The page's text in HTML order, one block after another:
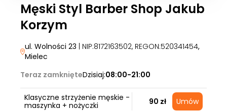
Męski Styl Barber Shop Jakub
Korzym
ul. Wolności 23 | NIP:8172163502, REGON:520341454,
Mielec
Teraz zamknięteDzisiaj:08:00-21:00
Klasyczne strzyżenie męskie -
maszynka + nożyczki
90 zł Umów